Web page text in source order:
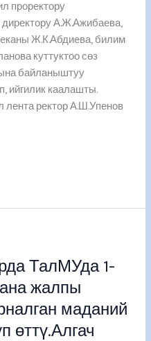
проректору
А.Ж.Ажибаева,
Ж.К.Абдиева, билим
куттуктоо сөз
байланыштуу
ийгилик каалашты.
ректор А.Ш.Упенов
ТалМУда 1-
жалпы
маданий
өттү.Алгач